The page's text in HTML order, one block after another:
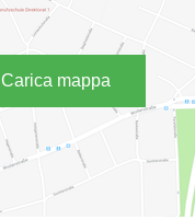
Carica mappa